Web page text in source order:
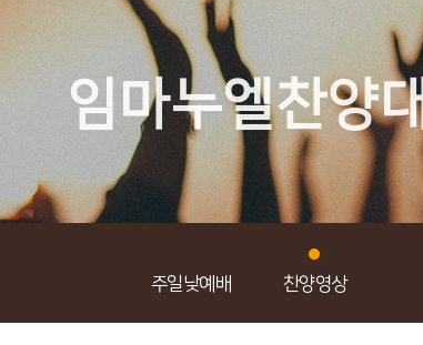
임마누엘찬양대
주일낮예배 찬양영상